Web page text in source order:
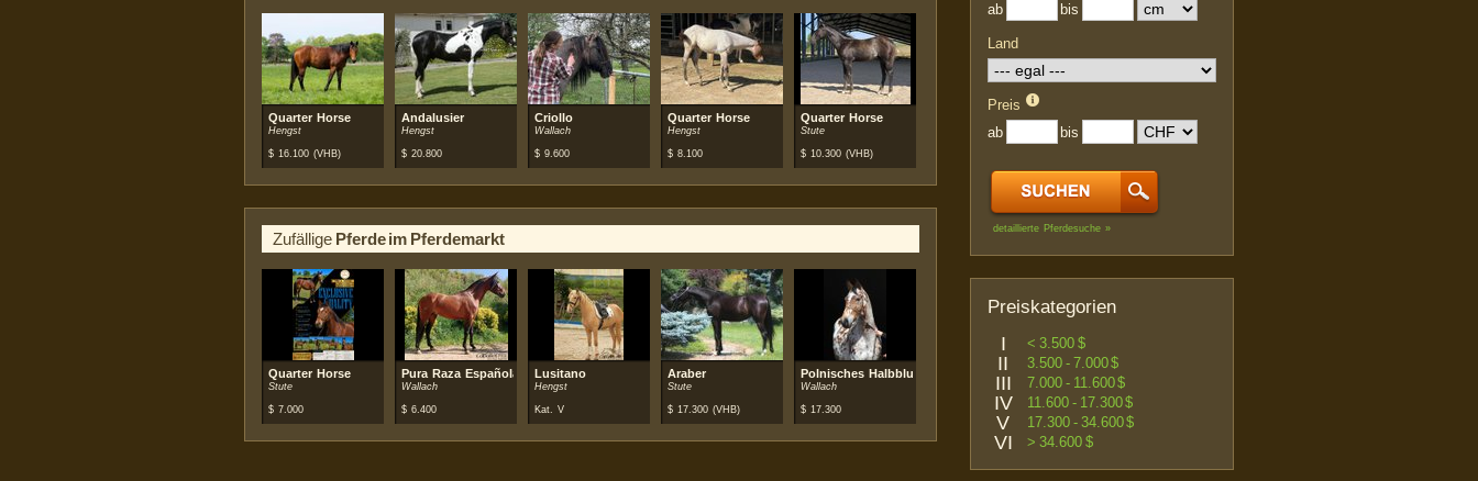
Quarter Horse
Hengst
$ 16.100 (VHB)
Andalusier
Hengst
$ 20.800
Criollo
Wallach
$ 9.600
Quarter Horse
Hengst
$ 8.100
Quarter Horse
Stute
$ 10.300 (VHB)
Zufällige Pferde im Pferdemarkt
Quarter Horse
Stute
$ 7.000
Pura Raza Española (PRE)
Wallach
$ 6.400
Lusitano
Hengst
Kat. V
Araber
Stute
$ 17.300 (VHB)
Polnisches Halbblut
Wallach
$ 17.300
ab
bis
Land
Preis
ab
bis
detaillierte Pferdesuche »
Preiskategorien
I < 3.500 $
II 3.500 - 7.000 $
III 7.000 - 11.600 $
IV 11.600 - 17.300 $
V 17.300 - 34.600 $
VI > 34.600 $